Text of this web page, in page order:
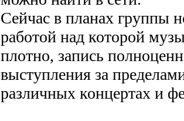
Сейчас в планах группы
работой над которой
плотно, запись
выступления за
различных концертах и